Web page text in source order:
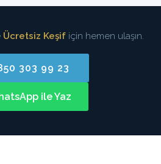
Ücretsiz Keşif için hemen ulaşın.
303 99 23
ile Yaz